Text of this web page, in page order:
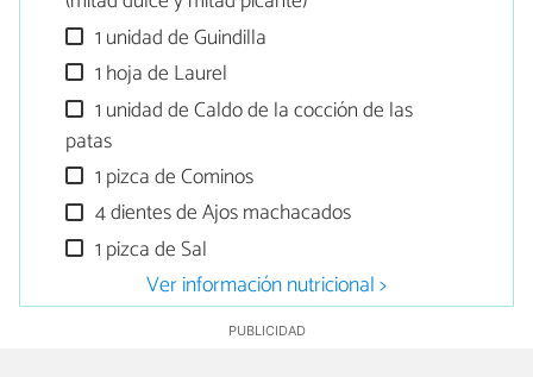
1 unidad de Guindilla
1 hoja de Laurel
1 unidad de Caldo de la cocción de las
patas
1 pizca de Cominos
4 dientes de Ajos machacados
1 pizca de Sal
Ver información nutricional >